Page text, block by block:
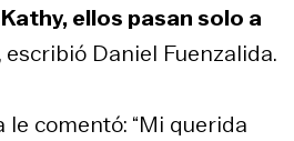
ellos pasan solo a
escribió Daniel Fuenzalida.
le comentó: “Mi querida